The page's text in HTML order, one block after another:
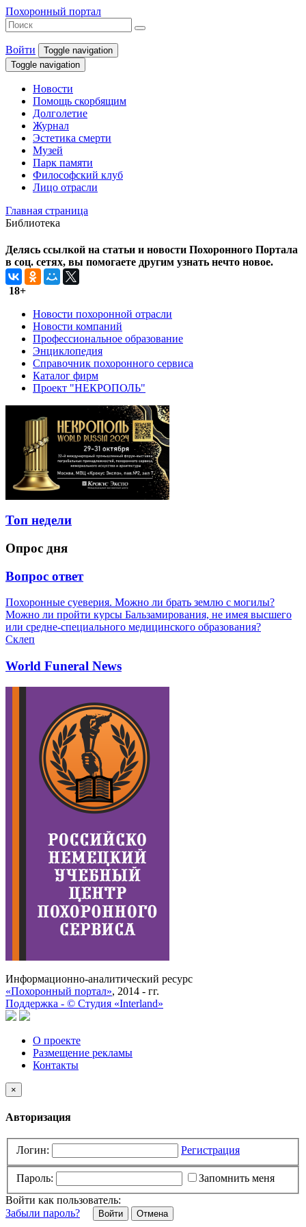
Похоронный портал
Войти
Toggle navigation
Toggle navigation
Новости
Помощь скорбящим
Долголетие
Журнал
Эстетика смерти
Музей
Парк памяти
Философский клуб
Лицо отрасли
Главная страница
Библиотека
Делясь ссылкой на статьи и новости Похоронного Портала
в соц. сетях, вы помогаете другим узнать нечто новое.
18+
Новости похоронной отрасли
Новости компаний
Профессиональное образование
Энциклопедия
Справочник похоронного сервиса
Каталог фирм
Проект "НЕКРОПОЛЬ"
Топ недели
Опрос дня
Вопрос ответ
Похоронные суеверия. Можно ли брать землю с могилы?
Можно ли пройти курсы Бальзамирования, не имея высшего
или средне-специального медицинского образования?
Склеп
World Funeral News
Информационно-аналитический ресурс
«Похоронный портал», 2014 - гг.
Поддержка - © Cтудия «Interland»
О проекте
Размещение рекламы
Контакты
×
Авторизация
Логин: Регистрация
Пароль:
Запомнить меня
Войти как пользователь:
Забыли пароль?
Отмена